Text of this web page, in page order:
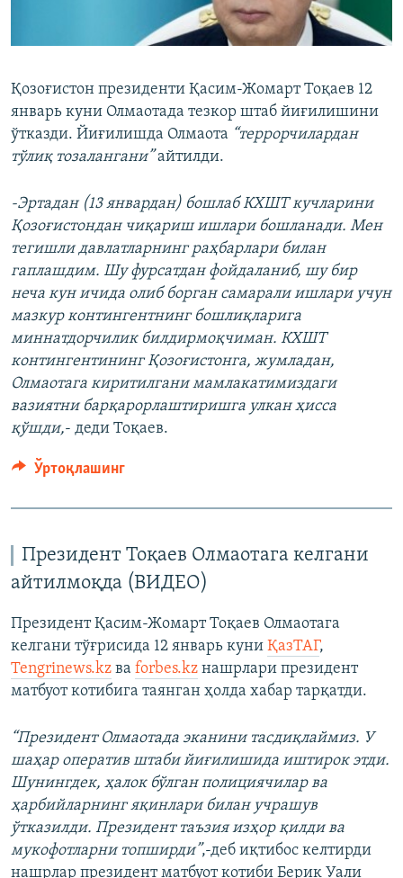
Қозоғистон президенти Қасим-Жомарт Тоқаев 12
январь куни Олмаотада тезкор штаб йиғилишини
ўтказди. Йиғилишда Олмаота “террорчилардан
тўлиқ тозалангани”айтилди.
-Эртадан (13 январдан) бошлаб КХШТ кучларини
Қозоғистондан чиқариш ишлари бошланади. Мен
тегишли давлатларнинг раҳбарлари билан
гаплашдим. Шу фурсатдан фойдаланиб, шу бир
неча кун ичида олиб борган самарали ишлари учун
мазкур контингентнинг бошлиқларига
миннатдорчилик билдирмоқчиман. КХШТ
контингентининг Қозоғистонга, жумладан,
Олмаотага киритилгани мамлакатимиздаги
вазиятни барқарорлаштиришга улкан ҳисса
қўшди,- деди Тоқаев.
Ўртоқлашинг
Президент Тоқаев Олмаотага келгани
айтилмоқда (ВИДЕО)
Президент Қасим-Жомарт Тоқаев Олмаотага
келгани тўғрисида 12 январь куни ҚазТАГ,
Tengrinews.kz ва forbes.kz нашрлари президент
матбуот котибига таянган ҳолда хабар тарқатди.
“Президент Олмаотада эканини тасдиқлаймиз. У
шаҳар оператив штаби йиғилишида иштирок этди.
Шунингдек, ҳалок бўлган полициячилар ва
ҳарбийларнинг яқинлари билан учрашув
ўтказилди. Президент таъзия изҳор қилди ва
мукофотларни топширди”,-деб иқтибос келтирди
нашрлар президент матбуот котиби Берик Уали